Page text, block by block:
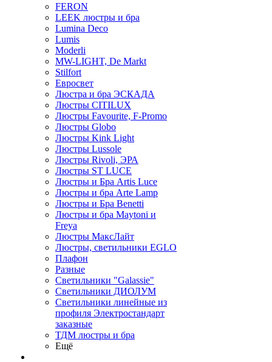
FERON
LEEK люстры и бра
Lumina Deco
Lumis
Moderli
MW-LIGHT, De Markt
Stilfort
Евросвет
Люстра и бра ЭСКАДА
Люстры CITILUX
Люстры Favourite, F-Promo
Люстры Globo
Люстры Kink Light
Люстры Lussole
Люстры Rivoli, ЭРА
Люстры ST LUCE
Люстры и Бра Artis Luce
Люстры и бра Arte Lamp
Люстры и Бра Benetti
Люстры и бра Maytoni и
Freya
Люстры МаксЛайт
Люстры, светильники EGLO
Плафон
Разные
Светильники "Galassie"
Светильники ДИОЛУМ
Светильники линейные из
профиля Электростандарт
заказные
ТДМ люстры и бра
Ещё